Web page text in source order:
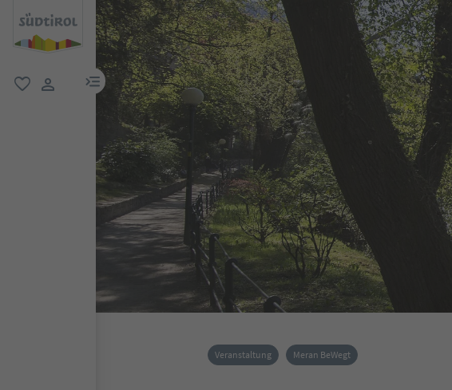
menu link
Veranstaltung Meran BeWegt